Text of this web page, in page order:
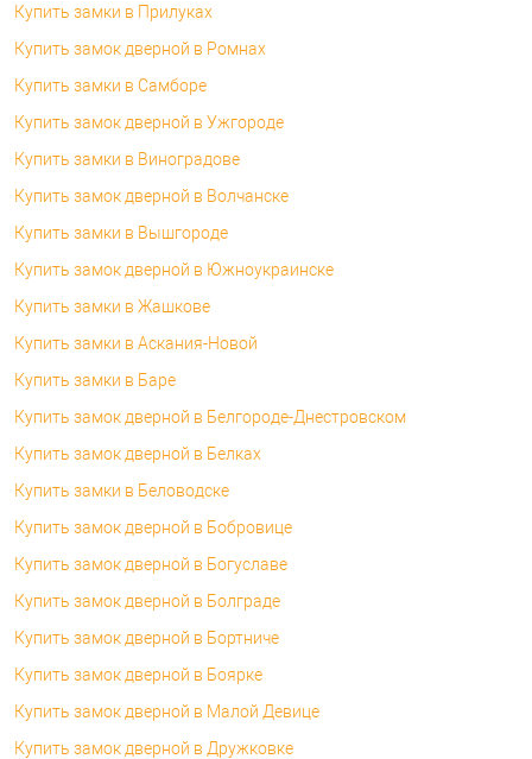
Купить замки в Прилуках
Купить замок дверной в Ромнах
Купить замки в Самборе
Купить замок дверной в Ужгороде
Купить замки в Виноградове
Купить замок дверной в Волчанске
Купить замки в Вышгороде
Купить замок дверной в Южноукраинске
Купить замки в Жашкове
Купить замки в Аскания-Новой
Купить замки в Баре
Купить замок дверной в Белгороде-Днестровском
Купить замок дверной в Белках
Купить замки в Беловодске
Купить замок дверной в Бобровице
Купить замок дверной в Богуславе
Купить замок дверной в Болграде
Купить замок дверной в Бортниче
Купить замок дверной в Боярке
Купить замок дверной в Малой Девице
Купить замок дверной в Дружковке